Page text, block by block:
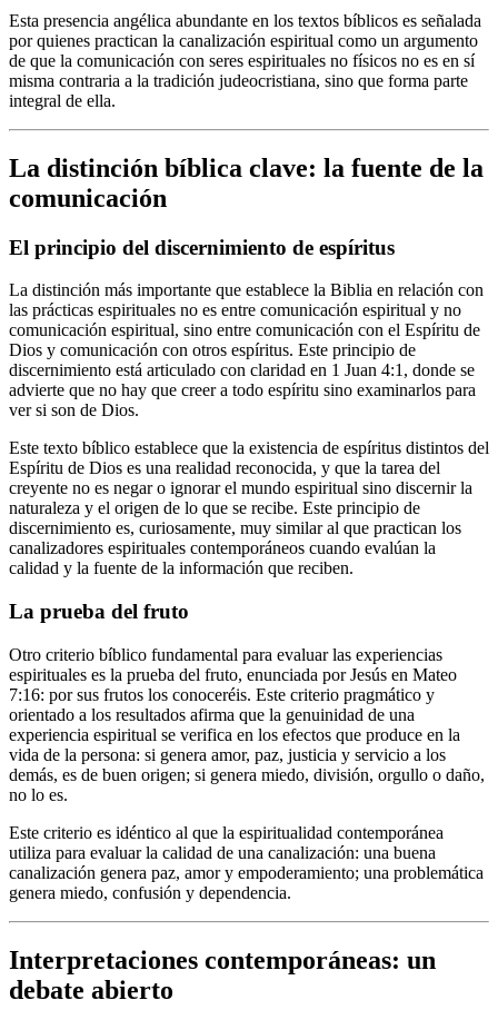
Esta presencia angélica abundante en los textos bíblicos es señalada
por quienes practican la canalización espiritual como un argumento
de que la comunicación con seres espirituales no físicos no es en sí
misma contraria a la tradición judeocristiana, sino que forma parte
integral de ella.
La distinción bíblica clave: la fuente de la
comunicación
El principio del discernimiento de espíritus
La distinción más importante que establece la Biblia en relación con
las prácticas espirituales no es entre comunicación espiritual y no
comunicación espiritual, sino entre comunicación con el Espíritu de
Dios y comunicación con otros espíritus. Este principio de
discernimiento está articulado con claridad en 1 Juan 4:1, donde se
advierte que no hay que creer a todo espíritu sino examinarlos para
ver si son de Dios.
Este texto bíblico establece que la existencia de espíritus distintos del
Espíritu de Dios es una realidad reconocida, y que la tarea del
creyente no es negar o ignorar el mundo espiritual sino discernir la
naturaleza y el origen de lo que se recibe. Este principio de
discernimiento es, curiosamente, muy similar al que practican los
canalizadores espirituales contemporáneos cuando evalúan la
calidad y la fuente de la información que reciben.
La prueba del fruto
Otro criterio bíblico fundamental para evaluar las experiencias
espirituales es la prueba del fruto, enunciada por Jesús en Mateo
7:16: por sus frutos los conoceréis. Este criterio pragmático y
orientado a los resultados afirma que la genuinidad de una
experiencia espiritual se verifica en los efectos que produce en la
vida de la persona: si genera amor, paz, justicia y servicio a los
demás, es de buen origen; si genera miedo, división, orgullo o daño,
no lo es.
Este criterio es idéntico al que la espiritualidad contemporánea
utiliza para evaluar la calidad de una canalización: una buena
canalización genera paz, amor y empoderamiento; una problemática
genera miedo, confusión y dependencia.
Interpretaciones contemporáneas: un
debate abierto